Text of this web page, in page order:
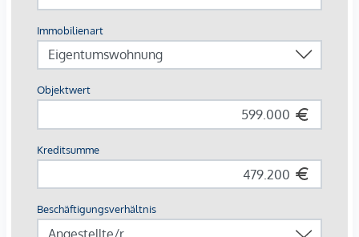
Waschmaschinenanschluss ausgestattet ist.
Bei dem angegebenen Kaufpreis handelt es sich um den
Nettokaufpreis zzgl. 20% Ust, daher kann die Wohnung
Die inserierten Fotos sind Musterfotos einer baugleichen
Wohnung im darunter liegenden Stockwerk.
Wir weisen darauf hin, dass zwischen dem Vermittler und
dem zu vermittelnden Dritten ein familiäres oder
wirtschaftliches Naheverhältnis besteht.